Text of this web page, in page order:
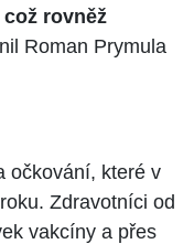
rovněž
Roman Prymula
očkování, které v
Zdravotníci od
vakcíny a přes